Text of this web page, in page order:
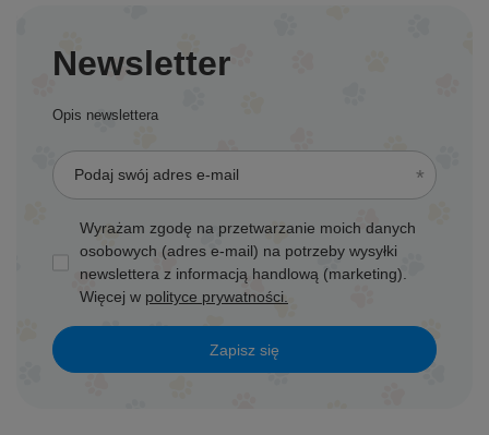
Newsletter
Opis newslettera
Podaj swój adres e-mail
Wyrażam zgodę na przetwarzanie moich danych
osobowych (adres e-mail) na potrzeby wysyłki
newslettera z informacją handlową (marketing).
Więcej w polityce prywatności.
Zapisz się